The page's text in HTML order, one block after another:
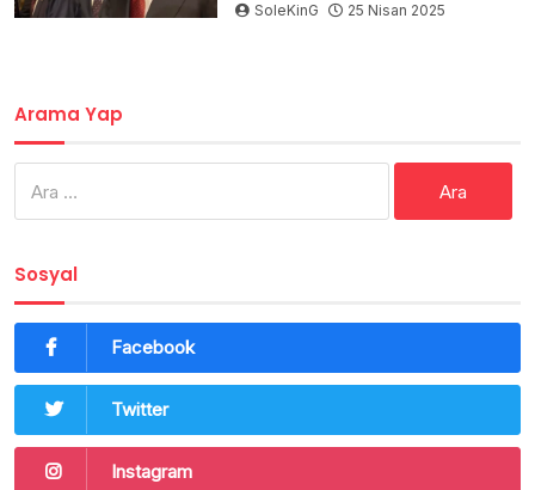
SoleKinG 25 Nisan 2025
Arama Yap
Sosyal
Facebook
Twitter
Instagram